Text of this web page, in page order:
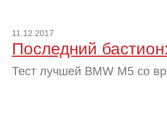
11.12.2017
Последний
Тест лучшей BMW M5 со